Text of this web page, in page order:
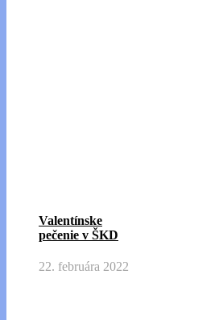
Valentínske
pečenie v ŠKD
22. februára 2022